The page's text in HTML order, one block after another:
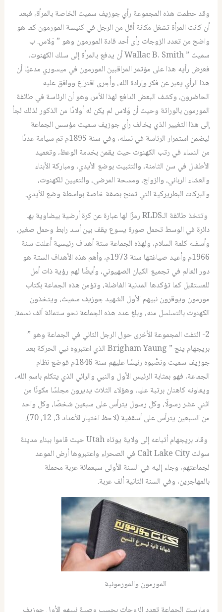
وقد حطمت هذه المجموعة رأي جوزيف سميث الخاصة بالمرأة، فبعد
أن كانت المرأة تشغل مكانة أقل من الرجل في كنيسة المورمون كما هو
واضح من تعدد الزوجات رأى أحد قادة المورمون وهو ” وَلاس. ب
سميث ” Wallac B. Smith أن يدفع بالمرأة إلى سلك الكهنوت،
فعرض رأيه هذا على مؤتمر المراقبين المورمون في ميسوري مدعيًا أن
هذا الرأي يعبر عن فكر وإرادة الله، وأُجرى اقتراع ووافق عليه
الحاضرون، وكشف البعض الدافع لهذا الأمر، وهو أن الرئاسة في طائفة
المورمون بالوراثة وحيث أن وَلاس لم يكن له أولادًا من الذكور لذلك لجأ
إلى هذا التغيير الذي يخالف رأي جوزيف سميث مؤسس الجماعة
ليضمن استمرار الرئاسة في نسله، وفي سنة 1895م تم سيامة عددًا
من النساء في رتب الكهنوت حيث يقمن بخدمة الوعظ، وتعميد
الأطفال في سن الثامنة، والتثبيت بوضع الأيدي، ومباركة الأبناء
والعشاء الرباني، والزواج، ومسحة المرضى، والتعيين للكهنوت،
والبركات البطريركية التي تمنح بصفة خاصة بواسطة وضع الأيدي.
وتتخذ طائفة الـRLDS رمزًا لها عبارة عن كرة أرضية بيضاوية بها
دائرة في الوسط تحمل صورة يسوع يقف بين أسد رابط وحمل صغير،
وأسفله كلمة السلام، ولهذه الجماعة ستة أهداف رئيسية أُعلنت سنة
1966م وأعيد صياغتها سنة 1973م، وأهم هذه الأهداف الستة هو
دور العالم في تجميع الكيان الصهيوني، وأيضًا لهم رؤية ذات أمل
للمستقبل كما تؤكدها المدنية الفاضلة، وتؤمن هذه الجماعة بكتاب
مورمون ويوقرون نبيهم الأول الشهيد جوزيف سميث، ويتخذون
الكهنوت بالتسلسل منه، وبلغ عدد هذه الجماعة نحو ستمائة ألف نسمة.
2- التفت المجموعة الأخرى حول الرجل الثاني في الجماعة وهو ”
بريجهام ينج ” Brigham Yaung الذي اعتبروه نبي الحركة بعد
جوزيف سميث ونصَّبوه رئيسًا عليهم سنة 1846م فوضع نظام
الجماعة، فهو بمثابة الرئيس الأول والنبي والرائي الذي يتكلم باسم الله،
ويعاونه كاهنان برتبة عليا، وهؤلاء الثلاث يديرون مجلسًا مكونًا من
اثني عشر رسولًا، وكل رسول يترأس على سبعين شخصًا، وكل واحد
من السبعين يترأس على أسقفية (لاحظ اختيار الأعداد 3، 12، 70).
وقاد بريجهام أتباعه إلى ولاية يوتاه Utah حيث قاموا ببناء مدينة
سولت Calt Lake City في الصحراء واعتبروها أرض الموعد
لجماعتهم، وجاء إليه في السنة الأولى سبعمائة عربة محملة
بالمهاجرين، وفي السنة الثانية ألف عربة.
المورمون والمورمونية